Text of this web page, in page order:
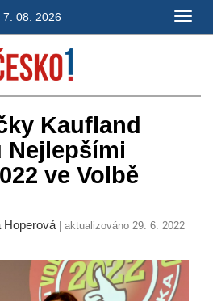
7. 08. 2026
Kaufland
Nejlepšími
ve Volbě
Hoperová| aktualizováno 29. 6. 2022